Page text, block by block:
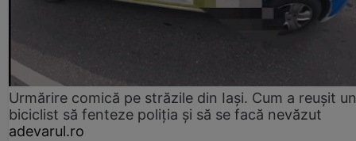
Urmărire comică pe străzile din Iași. Cum a reușit un
biciclist să fenteze poliția și să se facă nevăzut
adevarul.ro